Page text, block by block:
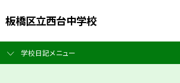
板橋区立西台中学校
学校日記メニュー